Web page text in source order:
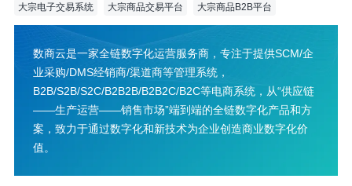
大宗电子交易系统 大宗商品交易平台 大宗商品B2B平台
数商云是一家全链数字化运营服务商，专注于提供SCM/企
业采购/DMS经销商/渠道商等管理系统，
B2B/S2B/S2C/B2B2B/B2B2C/B2C等电商系统，从“供应链
——生产运营——销售市场”端到端的全链数字化产品和方
案，致力于通过数字化和新技术为企业创造商业数字化价
值。